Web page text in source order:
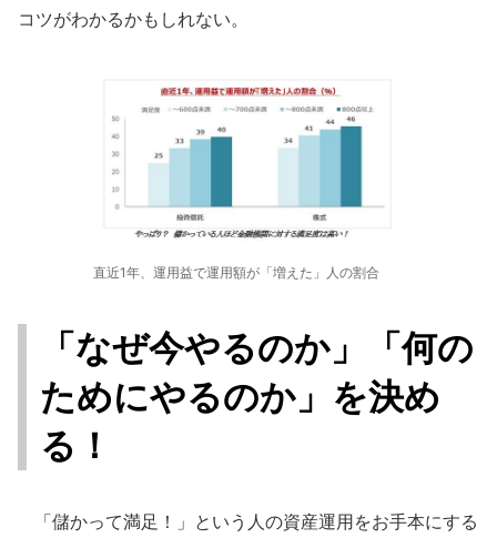
コツがわかるかもしれない。
直近1年、運用益で運用額が「増えた」人の割合
「なぜ今やるのか」「何の
ためにやるのか」を決め
る！
「儲かって満足！」という人の資産運用をお手本にする